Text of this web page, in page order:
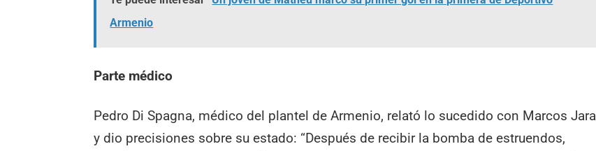
Armenio
Parte médico
Pedro Di Spagna, médico del plantel de Armenio, relató lo sucedido con Marcos Jara
y dio precisiones sobre su estado: “Después de recibir la bomba de estruendos,